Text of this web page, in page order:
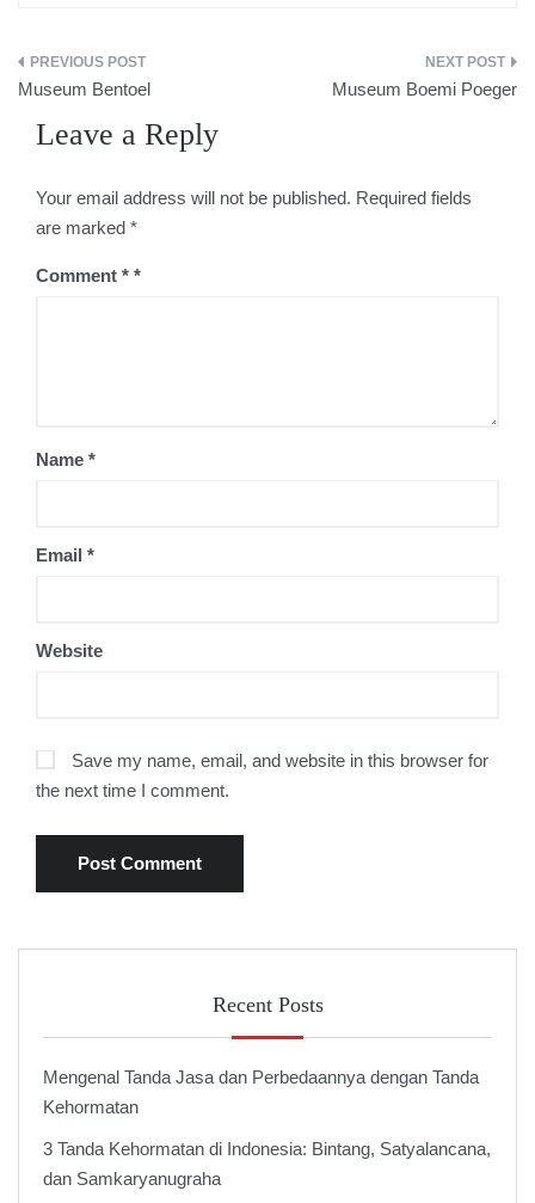
Post
navigation
Museum Bentoel Museum Boemi Poeger
Leave a Reply
Your email address will not be published. Required fields
are marked *
Comment *
Name *
Email *
Website
Save my name, email, and website in this browser for
the next time I comment.
Recent Posts
Mengenal Tanda Jasa dan Perbedaannya dengan Tanda
Kehormatan
3 Tanda Kehormatan di Indonesia: Bintang, Satyalancana,
dan Samkaryanugraha